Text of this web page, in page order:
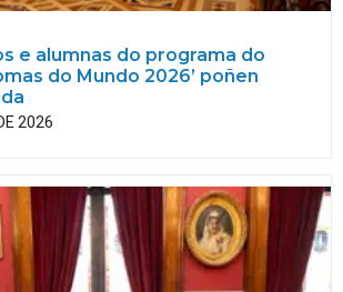
e alumnas do programa do
do Mundo 2026’ poñen
2026